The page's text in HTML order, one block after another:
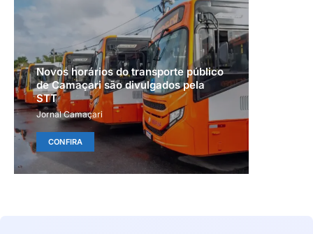
Novos horários do transporte público
de Camaçari são divulgados pela
STT
Jornal Camaçari
CONFIRA